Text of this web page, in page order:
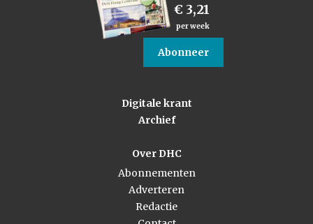
€ 3,21
per week
Abonneer
Digitale krant
Archief
Over DHC
Abonnementen
Adverteren
Redactie